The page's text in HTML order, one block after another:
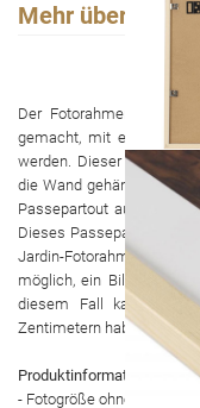
Mehr über
Der Fotorahmen Henzo
gemacht, mit einem
werden. Dieser Artikel
die Wand gehängt zu
Passepartout aus
Dieses Passepartout soll
Jardin-Fotorahmen 60 x
möglich, ein Bild ohne
diesem Fall kann das
Zentimetern haben. Die
Produktinformationen
- Fotogröße ohne